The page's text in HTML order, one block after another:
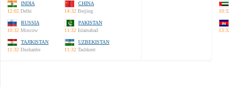
INDIA
12:02 Delhi
CHINA
14:32 Beijing
RUSSIA
10:32 Moscow
PAKISTAN
11:32 Islamabad
TAJIKISTAN
11:32 Dushanbe
UZBEKISTAN
11:32 Tashkent